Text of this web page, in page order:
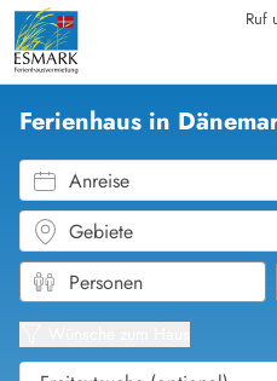
Ruf
Ferienhaus in
Anreise
Gebiete